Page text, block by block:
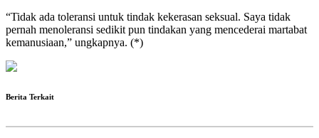
“Tidak ada toleransi untuk tindak kekerasan seksual. Saya tidak
pernah menoleransi sedikit pun tindakan yang mencederai martabat
kemanusiaan,” ungkapnya. (*)
Berita Terkait